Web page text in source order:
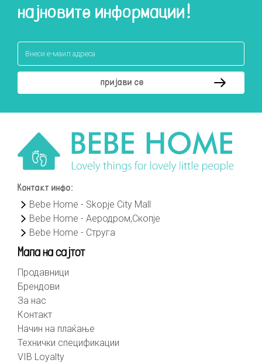
најновите информации!
Контакт инфо:
Bebe Home - Skopje City Mall
Bebe Home - Аеродром,Скопје
Bebe Home - Струга
Мапа на сајтот
Продавници
Брендови
За нас
Контакт
Начин на плаќање
Технички спецификации
VIB Loyalty